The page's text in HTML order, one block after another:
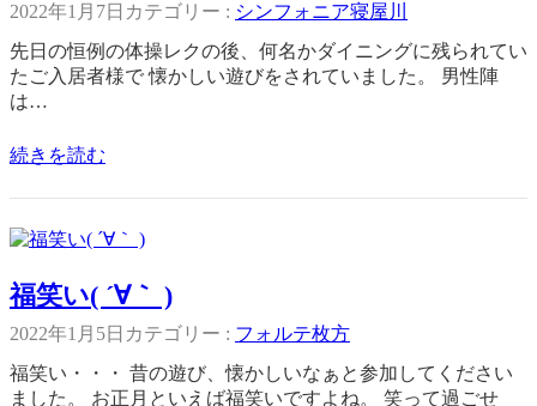
2022年1月7日 カテゴリー : シンフォニア寝屋川
先日の恒例の体操レクの後、何名かダイニングに残られてい
たご入居者様で 懐かしい遊びをされていました。 男性陣
は…
続きを読む
福笑い( ´∀｀ )
2022年1月5日 カテゴリー : フォルテ枚方
福笑い・・・ 昔の遊び、懐かしいなぁと参加してください
ました。 お正月といえば福笑いですよね。 笑って過ごせ